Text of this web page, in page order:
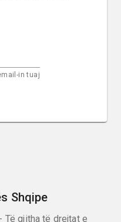
in tuaj
Shqipe
Të gjitha të drejtat e